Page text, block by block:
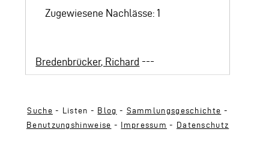
Zugewiesene Nachlässe: 1
Bredenbrücker, Richard ---
Suche - Listen - Blog - Sammlungsgeschichte -
Benutzungshinweise - Impressum - Datenschutz